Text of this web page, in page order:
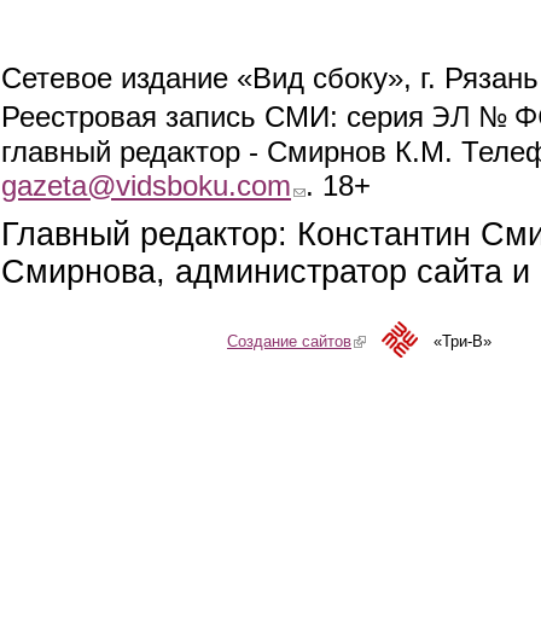
Сетевое издание «Вид сбоку», г.
Реестровая запись СМИ: серия ЭЛ №
главный редактор - Смирнов К.М.
gazeta@vidsboku.com (link sends e-mail)
. 18+
Главный редактор: Константин
Смирнова, администратор сайта
Создание сайтов(link is external)«Три-В»